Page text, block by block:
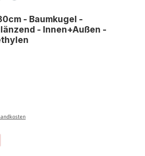
- Baumkugel -
- Innen+Außen -